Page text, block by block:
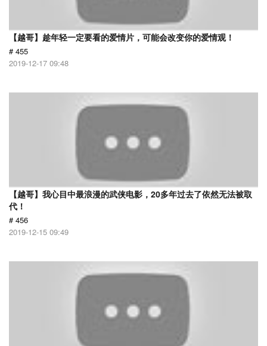
【越哥】趁年轻一定要看的爱情片，可能会改变你的爱情观！
# 455
2019-12-17 09:48
【越哥】我心目中最浪漫的武侠电影，20多年过去了依然无法被取
代！
# 456
2019-12-15 09:49